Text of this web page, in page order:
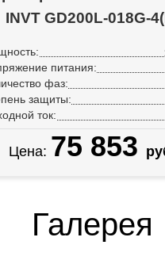
INVT GD200L-018G-
питания:
фаз:
защиты:
ток:
Цена: 75 853
Галерея